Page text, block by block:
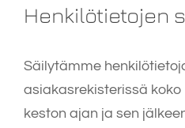
Henkilötietojen
Säilytämme
asiakasrekisterissä
keston ajan ja sen